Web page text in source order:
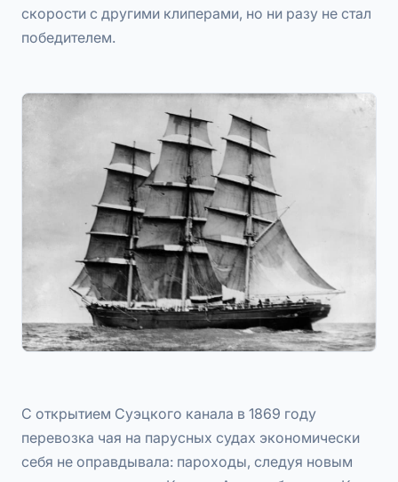
скорости с другими клиперами, но ни разу не стал
победителем.
С открытием Суэцкого канала в 1869 году
перевозка чая на парусных судах экономически
себя не оправдывала: пароходы, следуя новым